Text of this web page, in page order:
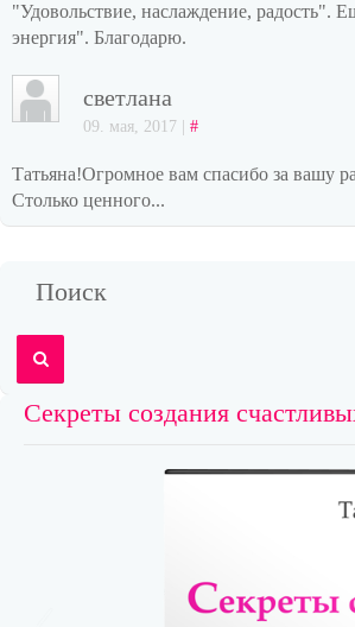
"Удовольствие, наслаждение, радость".
энергия". Благодарю.
светлана
09. мая, 2017 | #
Татьяна!Огромное вам спасибо за вашу
Столько ценного...
Поиск
Секреты создания